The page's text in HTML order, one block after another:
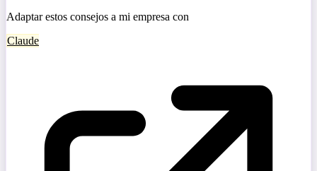
Adaptar estos consejos a mi empresa con
Claude